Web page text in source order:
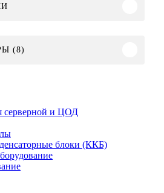
(8)
серверной и ЦОД
блоки (ККБ)